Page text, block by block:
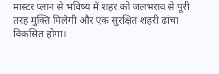
मास्टर प्लान से भविष्य में शहर को जलभराव से पूरी
तरह मुक्ति मिलेगी और एक सुरक्षित शहरी ढांचा
विकसित होगा।